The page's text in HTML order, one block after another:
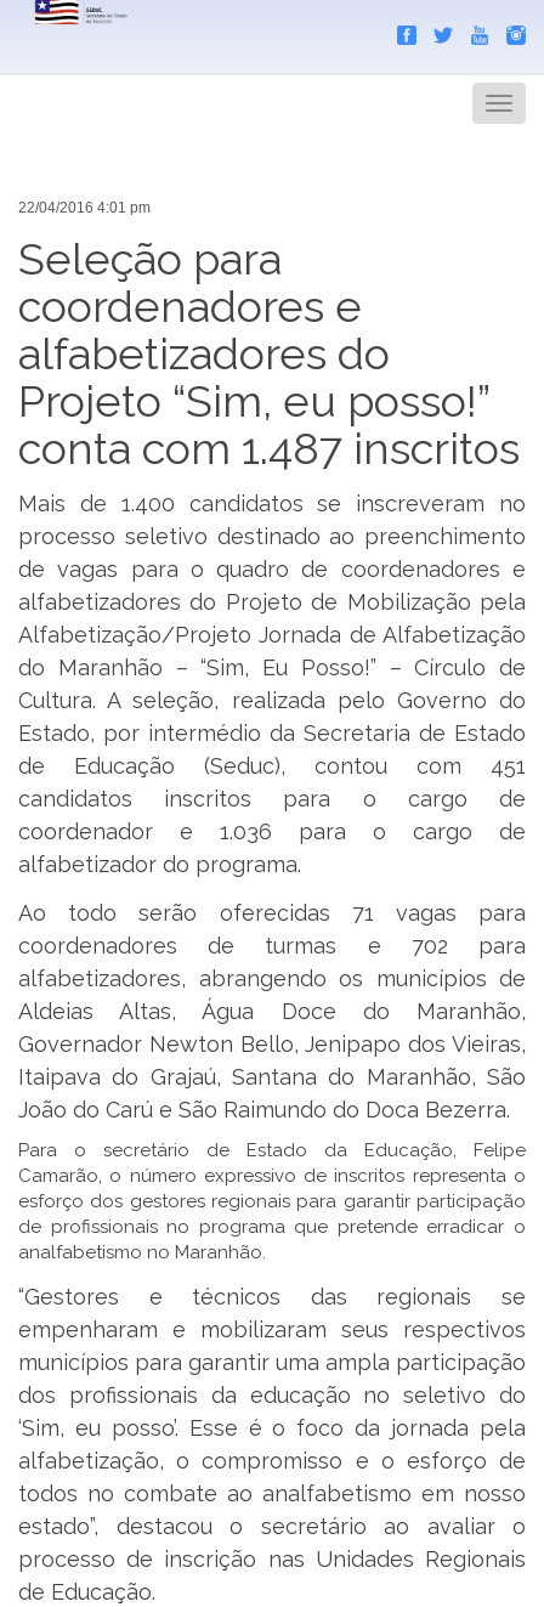
Menu
22/04/2016 4:01 pm
Seleção para
coordenadores e
alfabetizadores do
Projeto “Sim, eu posso!”
conta com 1.487 inscritos
Mais de 1.400 candidatos se inscreveram no
processo seletivo destinado ao preenchimento
de vagas para o quadro de coordenadores e
alfabetizadores do Projeto de Mobilização pela
Alfabetização/Projeto Jornada de Alfabetização
do Maranhão – “Sim, Eu Posso!” – Círculo de
Cultura. A seleção, realizada pelo Governo do
Estado, por intermédio da Secretaria de Estado
de Educação (Seduc), contou com 451
candidatos inscritos para o cargo de
coordenador e 1.036 para o cargo de
alfabetizador do programa.
Ao todo serão oferecidas 71 vagas para
coordenadores de turmas e 702 para
alfabetizadores, abrangendo os municípios de
Aldeias Altas, Água Doce do Maranhão,
Governador Newton Bello, Jenipapo dos Vieiras,
Itaipava do Grajaú, Santana do Maranhão, São
João do Carú e São Raimundo do Doca Bezerra.
Para o secretário de Estado da Educação, Felipe
Camarão, o número expressivo de inscritos representa o
esforço dos gestores regionais para garantir participação
de profissionais no programa que pretende erradicar o
analfabetismo no Maranhão.
“Gestores e técnicos das regionais se
empenharam e mobilizaram seus respectivos
municípios para garantir uma ampla participação
dos profissionais da educação no seletivo do
‘Sim, eu posso’. Esse é o foco da jornada pela
alfabetização, o compromisso e o esforço de
todos no combate ao analfabetismo em nosso
estado”, destacou o secretário ao avaliar o
processo de inscrição nas Unidades Regionais
de Educação.